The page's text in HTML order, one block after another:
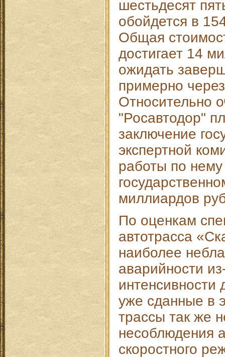
шестьдесят
обойдется в
Общая
достигает 14
ожидать
примерно
Относительно
"Росавтодор"
заключение
экспертной
работы по нему
миллиардов
По оценкам
автотрасса
наиболее
аварийности
уже сданные в
трассы так же
несоблюдения
скоростного